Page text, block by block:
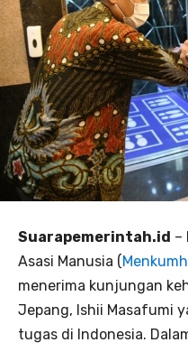
Suarapemerintah.id –
Asasi Manusia (
menerima kunjungan
Jepang, Ishii Masafumi
tugas di Indonesia.